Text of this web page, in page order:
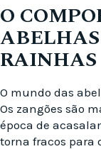
O
RAINHAS
O mundo das
Os zangões são
época de
torna fracos para